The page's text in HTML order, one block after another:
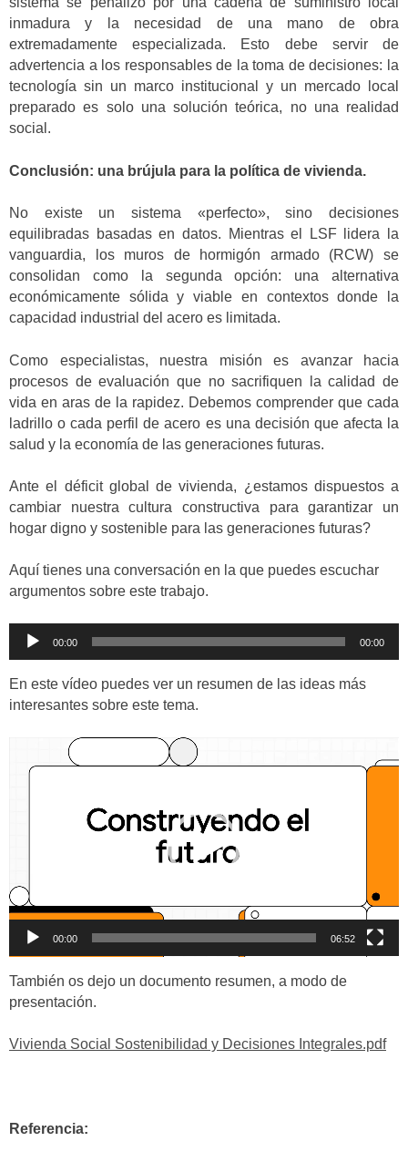
inmadura y la necesidad de una mano de obra
extremadamente especializada. Esto debe servir de
advertencia a los responsables de la toma de decisiones: la
tecnología sin un marco institucional y un mercado local
preparado es solo una solución teórica, no una realidad
social.
Conclusión: una brújula para la política de vivienda.
No existe un sistema «perfecto», sino decisiones
equilibradas basadas en datos. Mientras el LSF lidera la
vanguardia, los muros de hormigón armado (RCW) se
consolidan como la segunda opción: una alternativa
económicamente sólida y viable en contextos donde la
capacidad industrial del acero es limitada.
Como especialistas, nuestra misión es avanzar hacia
procesos de evaluación que no sacrifiquen la calidad de
vida en aras de la rapidez. Debemos comprender que cada
ladrillo o cada perfil de acero es una decisión que afecta la
salud y la economía de las generaciones futuras.
Ante el déficit global de vivienda, ¿estamos dispuestos a
cambiar nuestra cultura constructiva para garantizar un
hogar digno y sostenible para las generaciones futuras?
Aquí tienes una conversación en la que puedes escuchar
argumentos sobre este trabajo.
Reproductor
audio
00:00 00:00
En este vídeo puedes ver un resumen de las ideas más
interesantes sobre este tema.
Reproductor
00:00 06:52
También os dejo un documento resumen, a modo de
presentación.
Vivienda Social Sostenibilidad y Decisiones Integrales.pdf
Referencia: